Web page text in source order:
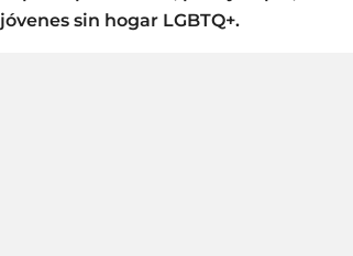
jóvenes sin hogar LGBTQ+.